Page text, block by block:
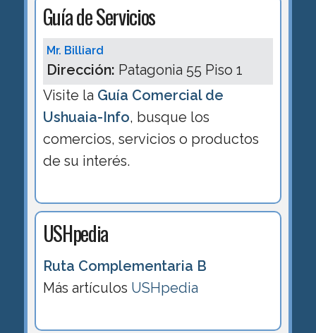
Guía de Servicios
Mr. Billiard
Dirección: Patagonia 55 Piso 1
Visite la Guía Comercial de
Ushuaia-Info, busque los
comercios, servicios o productos
de su interés.
USHpedia
Ruta Complementaria B
Más artículos USHpedia